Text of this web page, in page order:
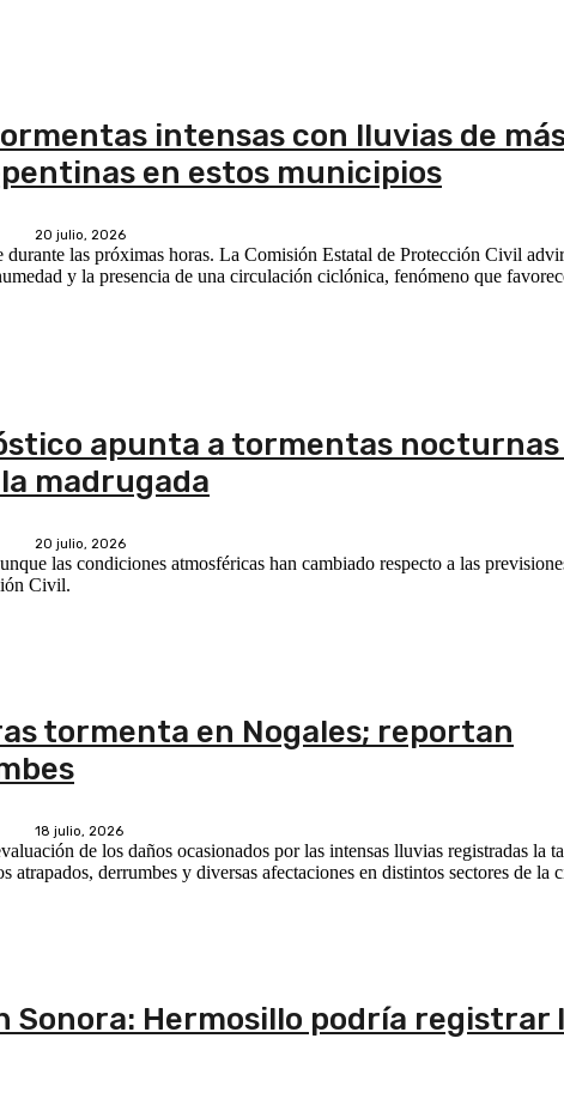
intensas con lluvias de
en estos municipios
20 julio, 2026
las próximas horas. La Comisión Estatal de Protección Civil
y la presencia de una circulación ciclónica, fenómeno que
apunta a tormentas
madrugada
20 julio, 2026
las condiciones atmosféricas han cambiado respecto a las
Civil.
tormenta en Nogales; reportan
18 julio, 2026
de los daños ocasionados por las intensas lluvias registradas la
derrumbes y diversas afectaciones en distintos sectores de la
Hermosillo podría registrar